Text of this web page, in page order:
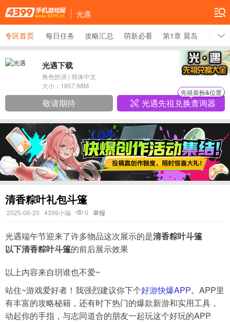
光遇
专区首页 每日任务 攻略汇总 萌新必看 第1章 晨岛 第2
光遇下载
角色扮演 | 简体中文
大小： 1857.98M
敬请期待 光遇先祖兑换查询器
先祖装扮&位置
清香粽叶礼包斗篷
2025-06-20 4399小编 0 举报
光遇端午节迎来了许多物品这次展示的是清香粽叶斗篷
以下清香粽叶斗篷的前后展示效果
以上内容来自玥谁也不爱~
站住~游戏爱好者！我强烈建议你下个好游快爆APP。APP里
有丰富的攻略秘籍，还有时下热门的爆款新游和实用工具，
动起你的手指，与志同道合的朋友一起玩这个好玩的APP